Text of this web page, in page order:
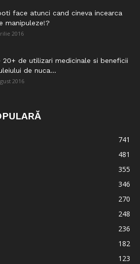
face atunci cand cineva incearca
manipuleze!?
2016
20+ de utilizari medicinale si beneficii
de nuca...
2016
741
481
355
346
270
248
236
182
123